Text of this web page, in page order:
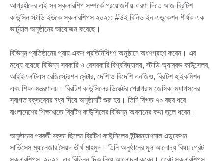
আগ্রহীদের এই সব স্কলারশিপ সম্পর্কে প্রয়োজনীয় ধারণা দিতে আজ ব্রিটিশ
কাউন্সিল স্টাডি ইউকে স্কলারশিপস ২০২১: #উই বিলিভ ইন এডুকেশন শীর্ষক এক
ভার্চুয়াল অনুষ্ঠানের আয়োজন করেছে।
বিভিন্ন প্রতিষ্ঠানের প্রায় একশ প্রতিনিধিগণ অনুষ্ঠানে অংশগ্রহণ করেন। এর
মধ্যে রয়েছে বিভিন্ন সরকারি ও বেসরকারি বিশ্ববিদ্যালয়, স্টাডি অ্যাব্রড কাউন্সেলর,
আইইএলটিএস রেজিস্ট্রেশন সেন্টার, দেশি ও বিদেশি এনজিও, ব্রিটিশ হাইকমিশন
এবং শিক্ষা মন্ত্রণালয়। ব্রিটিশ কাউন্সিলের ডিরেক্টর প্রোগ্রাম জেসিকা ম্যাগসনের
স্বাগত বক্তব্যের মধ্য দিয়ে অনুষ্ঠানটি শুরু হয়। তিনি বিগত ৭০ বছর ধরে
বাংলাদেশের শিক্ষাখাতে ব্রিটিশ কাউন্সিলের বিভিন্ন অবদানের কথা তুলে ধরেন।
অনুষ্ঠানের পরবর্তী বক্তা ছিলেন ব্রিটিশ কাউন্সিলের ইন্টারন্যাশনাল এডুকেশন
সার্ভিসেস ম্যানেজার সৈয়দ তীর্থ মাহমুদ। তিনি অনুষ্ঠানের মূল আলোচ্য বিষয় গ্রেট
স্কলারশিপস ২০২১ এর বিভিন্ন দিক নিয়ে আলোচনা করেন। গ্রেট স্কলারশিপস